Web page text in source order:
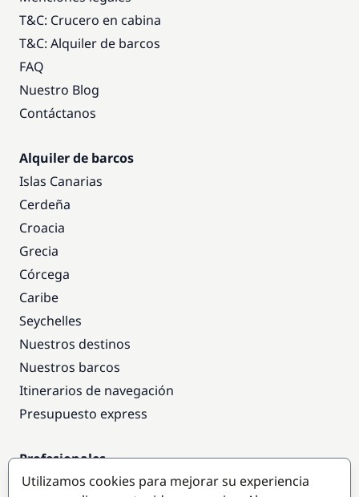
T&C: Crucero en cabina
T&C: Alquiler de barcos
FAQ
Nuestro Blog
Contáctanos
Alquiler de barcos
Islas Canarias
Cerdeña
Croacia
Grecia
Córcega
Caribe
Seychelles
Nuestros destinos
Nuestros barcos
Itinerarios de navegación
Presupuesto express
Profesionales
Acceso empresas
Utilizamos cookies para mejorar su experiencia